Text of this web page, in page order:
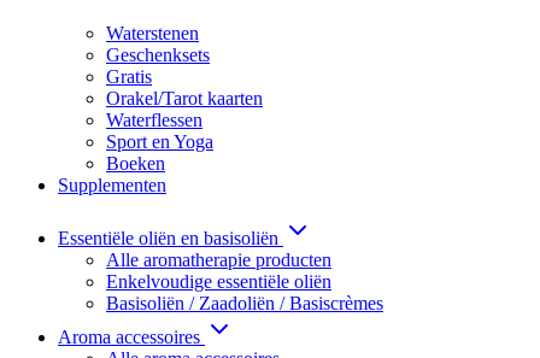
Waterstenen
Geschenksets
Gratis
Orakel/Tarot kaarten
Waterflessen
Sport en Yoga
Boeken
Supplementen
Essentiële oliën en basisoliën
Alle aromatherapie producten
Enkelvoudige essentiële oliën
Basisoliën / Zaadoliën / Basiscrèmes
Aroma accessoires